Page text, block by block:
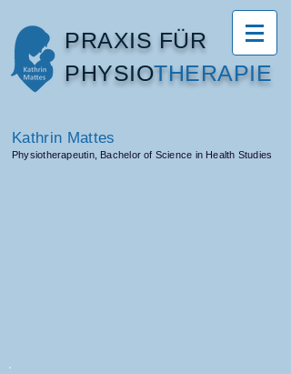
PRAXIS FÜR
PHYSIO​THERAPIE
Kathrin Mattes
Physiotherapeutin, Bachelor of Science in Health Studies